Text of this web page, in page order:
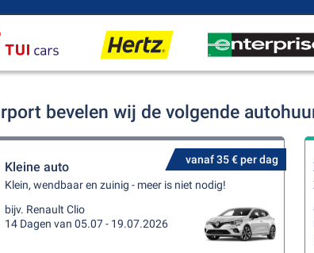
bevelen wij de volgende
vanaf 35 € per dag
Kleine auto
Klein, wendbaar en zuinig - meer is niet nodig!
bijv. Renault Clio
14 Dagen van 05.07 - 19.07.2026